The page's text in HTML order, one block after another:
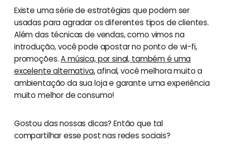
Existe uma série de estratégias que podem ser
usadas para agradar os diferentes tipos de clientes.
Além das técnicas de vendas, como vimos na
introdução, você pode apostar no ponto de wi-fi,
promoções.A música, por sinal, também é uma
excelente alternativa, afinal, você melhora muito a
ambientação da sua loja e garante uma experiência
muito melhor de consumo!
Gostou das nossas dicas? Então que tal
compartilhar esse post nas redes sociais?